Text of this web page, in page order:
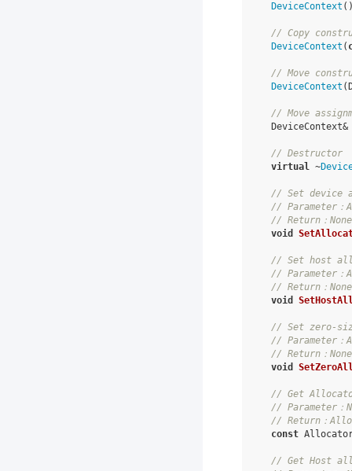
DeviceContext
// Copy
DeviceContext (
// Move
DeviceContext (
// Move
DeviceContext&
// Destructor
virtual ~
// Set device
// Parameter
// Return：None
void
// Set host
// Parameter
// Return：None
void
// Set zero-
// Parameter
// Return：None
void
// Get
// Parameter：
// Return：
const
// Get Host